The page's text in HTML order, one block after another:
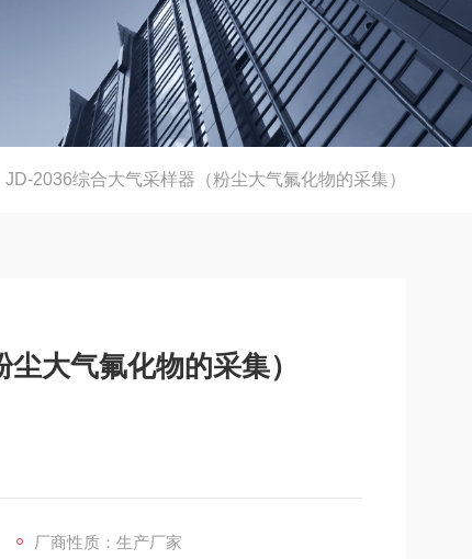
JD-2036综合大气采样器（粉尘大气氟化物的采集）
大气氟化物的采集）
厂商性质：生产厂家